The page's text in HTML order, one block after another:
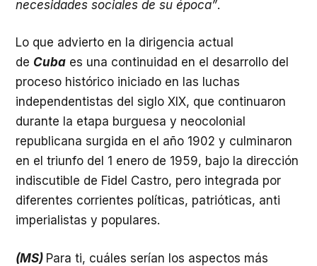
necesidades sociales de su época”.
Lo que advierto en la dirigencia actual
de Cuba es una continuidad en el desarrollo del
proceso histórico iniciado en las luchas
independentistas del siglo XIX, que continuaron
durante la etapa burguesa y neocolonial
republicana surgida en el año 1902 y culminaron
en el triunfo del 1 enero de 1959, bajo la dirección
indiscutible de Fidel Castro, pero integrada por
diferentes corrientes políticas, patrióticas, anti
imperialistas y populares.
(MS) Para ti, cuáles serían los aspectos más